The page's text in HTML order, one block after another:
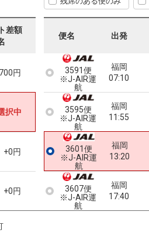
差額
円
択中
+0円
+0円
便名 出発
3591便
※J-AIR運
航
福岡
07:10
3595便
※J-AIR運
航
福岡
11:55
3601便
※J-AIR運
航
福岡
13:20
3607便
※J-AIR運
航
福岡
17:40